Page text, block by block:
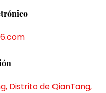
Distrito de QianTang,